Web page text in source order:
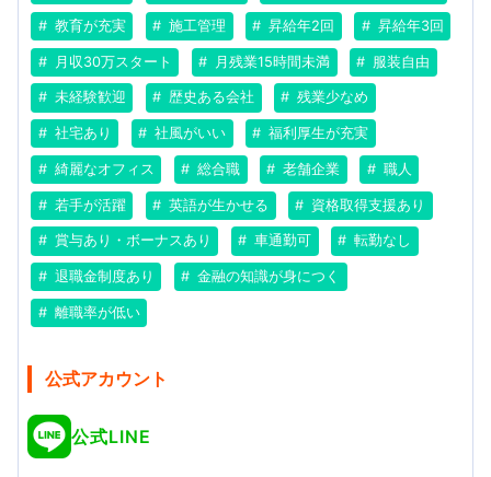
教育が充実 施工管理 昇給年2回 昇給年3回
月収30万スタート 月残業15時間未満 服装自由
未経験歓迎 歴史ある会社 残業少なめ
社宅あり 社風がいい 福利厚生が充実
綺麗なオフィス 総合職 老舗企業 職人
若手が活躍 英語が生かせる 資格取得支援あり
賞与あり・ボーナスあり 車通勤可 転勤なし
退職金制度あり 金融の知識が身につく
離職率が低い
公式アカウント
公式LINE